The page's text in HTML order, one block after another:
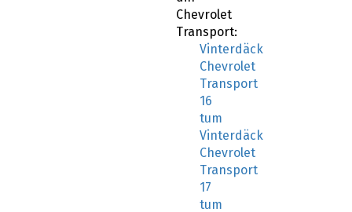
Chevrolet
Transport:
Vinterdäck
Chevrolet
Transport
16
tum
Vinterdäck
Chevrolet
Transport
17
tum